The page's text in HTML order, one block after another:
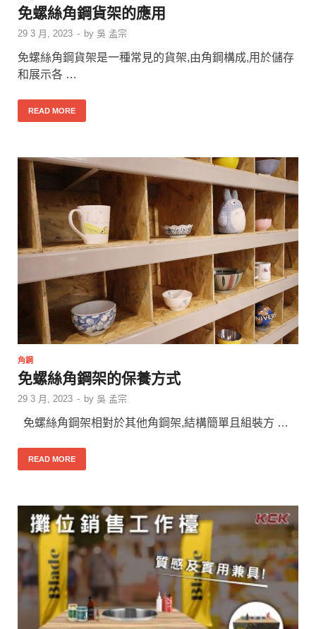
免螺絲角鋼貨架的應用
29 3 月, 2023 - by 吳 孟宗
免螺絲角鋼貨架是一種常見的貨架,由角鋼構成,用於儲存
和展示各 …
READ MORE
角鋼
免螺絲角鋼架的保養方式
29 3 月, 2023 - by 吳 孟宗
免螺絲角鋼架相對於其他角鋼架,結構簡單且組裝方 …
READ MORE